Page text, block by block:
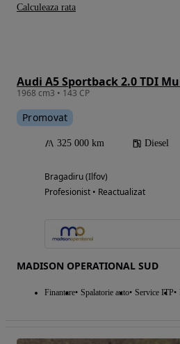
Audi A5 Sportback 2.0 TDI
1968 cm3 • 143 CP
Promovat
325 000 km Diesel
Bragadiru (Ilfov)
Profesionist • Reactualizat
MADISON OPERATIONAL SUD
Finantare Spalatorie auto Service ITP
Calculeaza rata